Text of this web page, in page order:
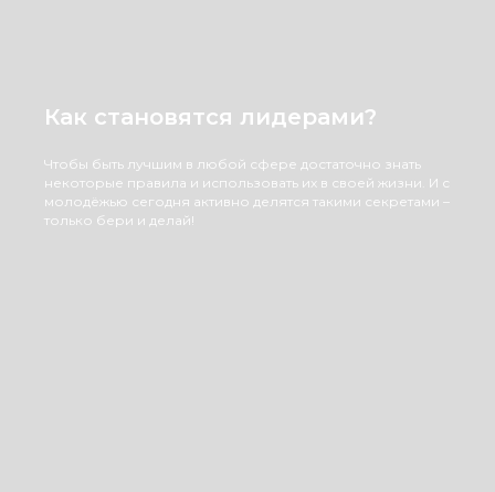
Как становятся лидерами?
Чтобы быть лучшим в любой сфере достаточно знать
некоторые правила и использовать их в своей жизни. И с
молодёжью сегодня активно делятся такими секретами –
только бери и делай!